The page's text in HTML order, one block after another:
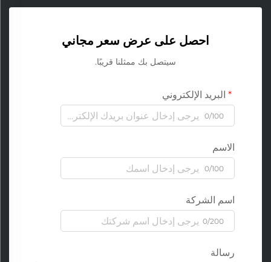
احصل على عرض سعر مجاني
سيتصل بك ممثلنا قريبًا.
البريد الإلكتروني
0/100
الاسم
0/100
اسم الشركة
0/200
رسالة